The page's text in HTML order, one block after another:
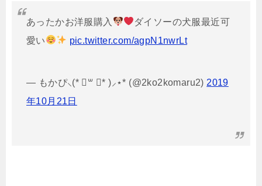
あったかお洋服購入
ダイソーの犬服最近可
愛い
pic.twitter.com/agpN1nwrLt
— もかぴ⸜(* ॑꒳ ॑* )⸝⋆* (@2ko2komaru2) 2019
年10月21日